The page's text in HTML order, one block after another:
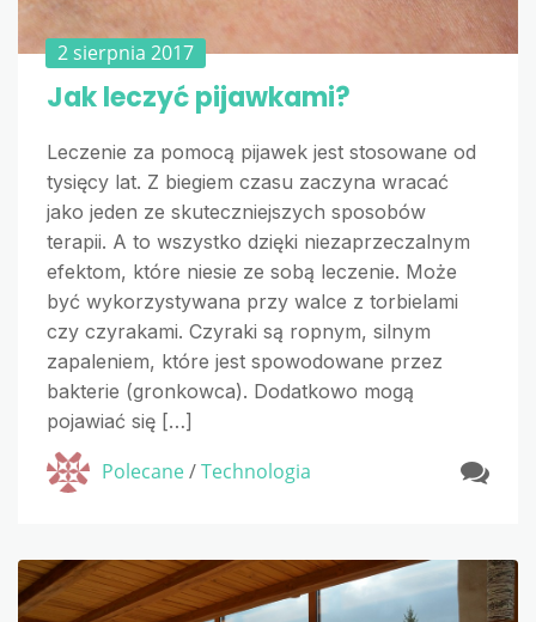
2 sierpnia 2017
Jak leczyć pijawkami?
Leczenie za pomocą pijawek jest stosowane od
tysięcy lat. Z biegiem czasu zaczyna wracać
jako jeden ze skuteczniejszych sposobów
terapii. A to wszystko dzięki niezaprzeczalnym
efektom, które niesie ze sobą leczenie. Może
być wykorzystywana przy walce z torbielami
czy czyrakami. Czyraki są ropnym, silnym
zapaleniem, które jest spowodowane przez
bakterie (gronkowca). Dodatkowo mogą
pojawiać się […]
Polecane/Technologia